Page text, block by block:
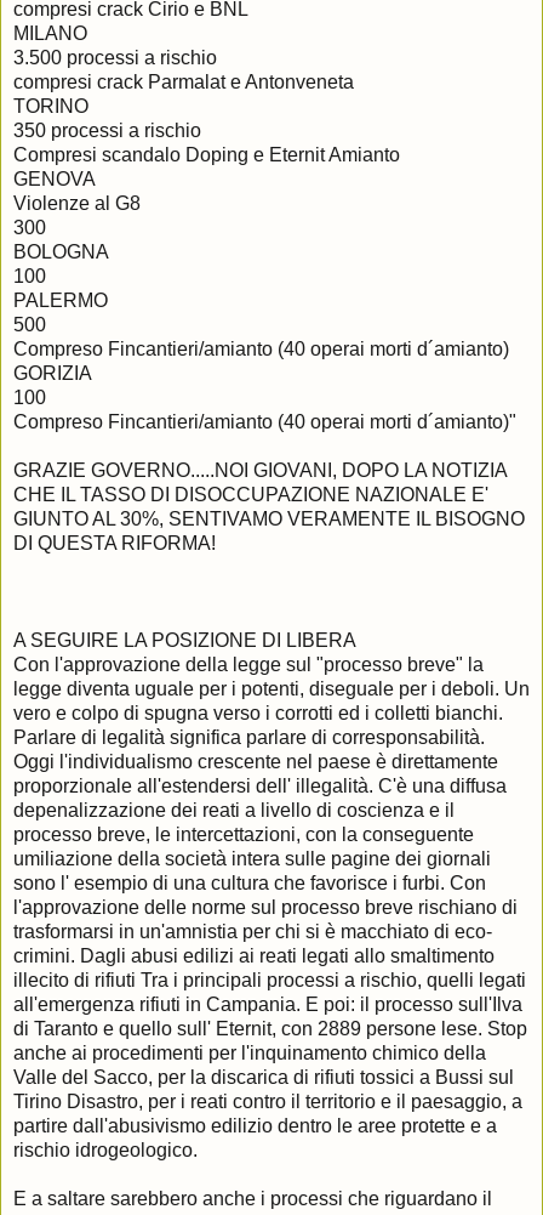
compresi crack Cirio e BNL
MILANO
3.500 processi a rischio
compresi crack Parmalat e Antonveneta
TORINO
350 processi a rischio
Compresi scandalo Doping e Eternit Amianto
GENOVA
Violenze al G8
300
BOLOGNA
100
PALERMO
500
Compreso Fincantieri/amianto (40 operai morti d´amianto)
GORIZIA
100
Compreso Fincantieri/amianto (40 operai morti d´amianto)"
GRAZIE GOVERNO.....NOI GIOVANI, DOPO LA NOTIZIA
CHE IL TASSO DI DISOCCUPAZIONE NAZIONALE E'
GIUNTO AL 30%, SENTIVAMO VERAMENTE IL BISOGNO
DI QUESTA RIFORMA!
A SEGUIRE LA POSIZIONE DI LIBERA
Con l'approvazione della legge sul "processo breve" la
legge diventa uguale per i potenti, diseguale per i deboli. Un
vero e colpo di spugna verso i corrotti ed i colletti bianchi.
Parlare di legalità significa parlare di corresponsabilità.
Oggi l'individualismo crescente nel paese è direttamente
proporzionale all'estendersi dell' illegalità. C'è una diffusa
depenalizzazione dei reati a livello di coscienza e il
processo breve, le intercettazioni, con la conseguente
umiliazione della società intera sulle pagine dei giornali
sono l' esempio di una cultura che favorisce i furbi. Con
l'approvazione delle norme sul processo breve rischiano di
trasformarsi in un'amnistia per chi si è macchiato di eco-
crimini. Dagli abusi edilizi ai reati legati allo smaltimento
illecito di rifiuti Tra i principali processi a rischio, quelli legati
all'emergenza rifiuti in Campania. E poi: il processo sull'Ilva
di Taranto e quello sull' Eternit, con 2889 persone lese. Stop
anche ai procedimenti per l'inquinamento chimico della
Valle del Sacco, per la discarica di rifiuti tossici a Bussi sul
Tirino Disastro, per i reati contro il territorio e il paesaggio, a
partire dall'abusivismo edilizio dentro le aree protette e a
rischio idrogeologico.
E a saltare sarebbero anche i processi che riguardano il